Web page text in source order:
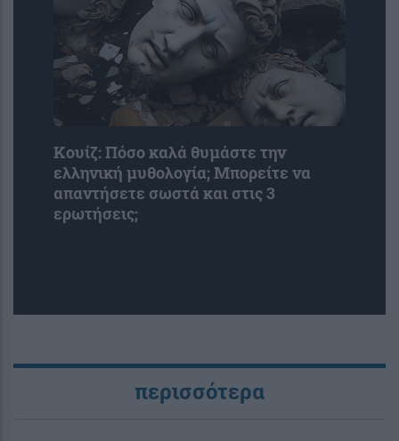
Κουίζ: Πόσο καλά θυμάστε την
ελληνική μυθολογία; Μπορείτε να
απαντήσετε σωστά και στις 3
ερωτήσεις;
περισσότερα